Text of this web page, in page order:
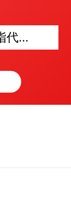
电影院用“香蕉西柚”指代男女